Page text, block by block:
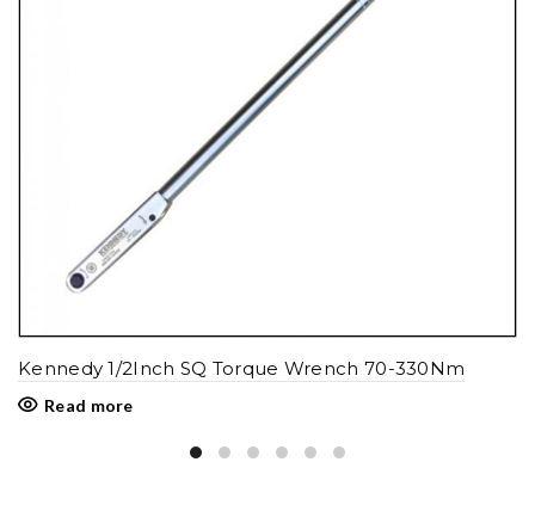
Kennedy 1/2Inch SQ Torque Wrench 70-330Nm
Read more